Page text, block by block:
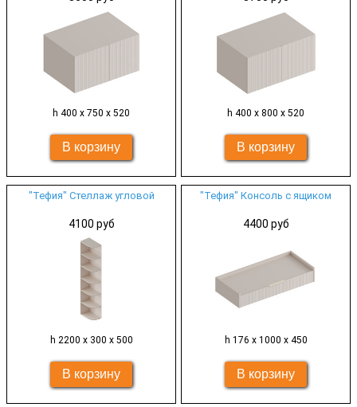
h 400 х 750 х 520 h 400 х 800 х 520
"Тефия" Стеллаж угловой
4100 руб
h 2200 х 300 х 500
"Тефия" Консоль с ящиком
4400 руб
h 176 х 1000 х 450